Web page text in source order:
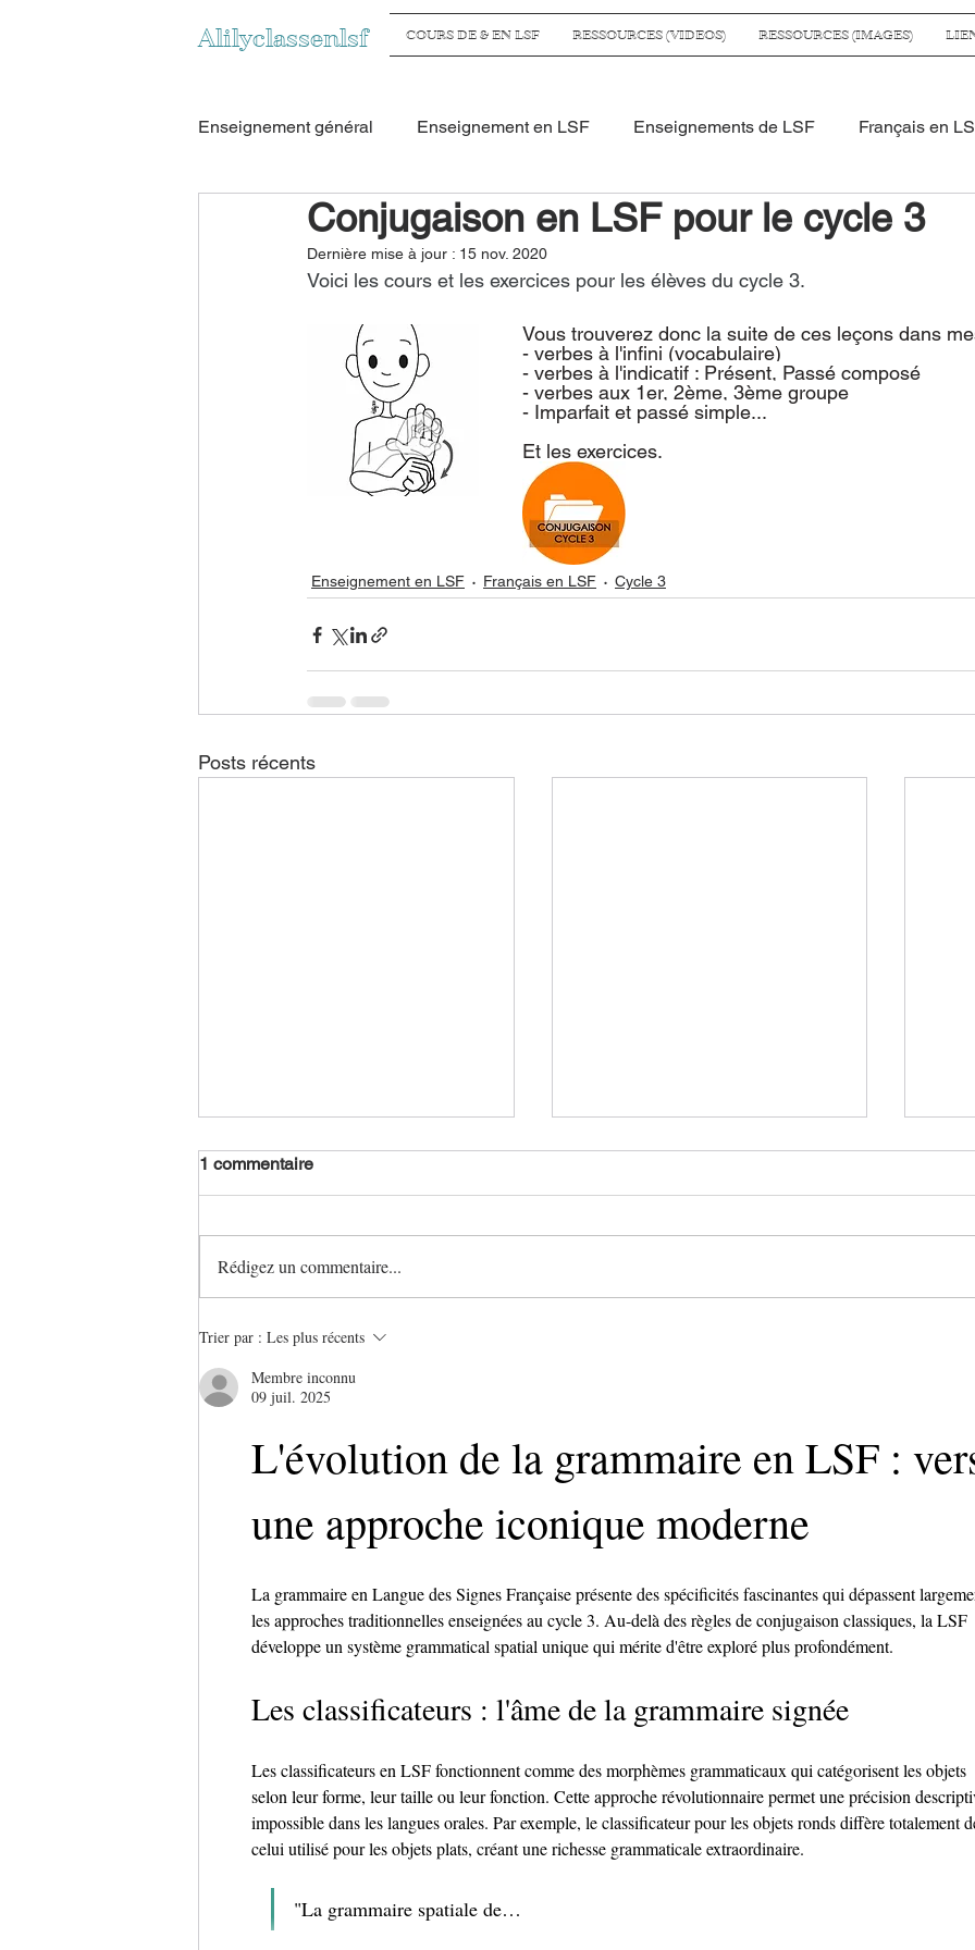
Alilyclassenlsf COURS DE & EN LSF RESSOURCES (VIDEOS) RESSOURCES (IMAGES)
Enseignement général Enseignement en LSF Enseignements de LSF Français en
Mathématiques en LSF Géographie en LSF Histoire en LSF QLM en LSF
CM2 Atelier/manipulation EMC Programme
Conjugaison en LSF pour le cycle 3
Dernière mise à jour : 15 nov. 2020
Voici les cours et les exercices pour les élèves du cycle 3.
Vous trouverez donc la suite de ces leçons dans
- verbes à l'infini (vocabulaire)
- verbes à l'indicatif : Présent, Passé composé
- verbes aux 1er, 2ème, 3ème groupe
- Imparfait et passé simple...
Et les exercices.
Enseignement en LSF Français en LSF Cycle 3
Posts récents
Evaluation pour Cycle 3 -
Histoire évènementiel : 11
novembre
et
1 commentaire
Rédigez un commentaire...
Trier par : Les plus récents
Membre inconnu
09 juil. 2025
L'évolution de la grammaire en LSF :
une approche iconique moderne
La grammaire en Langue des Signes Française présente des spécificités fascinantes qui dépassent
les approches traditionnelles enseignées au cycle 3. Au-delà des règles de conjugaison classiques, la LSF
développe un système grammatical spatial unique qui mérite d'être exploré plus profondément.
Les classificateurs : l'âme de la grammaire signée
Les classificateurs en LSF fonctionnent comme des morphèmes grammaticaux qui catégorisent les objets
selon leur forme, leur taille ou leur fonction. Cette approche révolutionnaire permet une précision
impossible dans les langues orales. Par exemple, le classificateur pour les objets ronds diffère totalement
celui utilisé pour les objets plats, créant une richesse grammaticale extraordinaire.
"La grammaire spatiale de…